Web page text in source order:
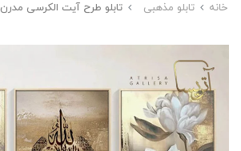
خانه تابلو مذهبی تابلو طرح آیت الکرسی مدرن